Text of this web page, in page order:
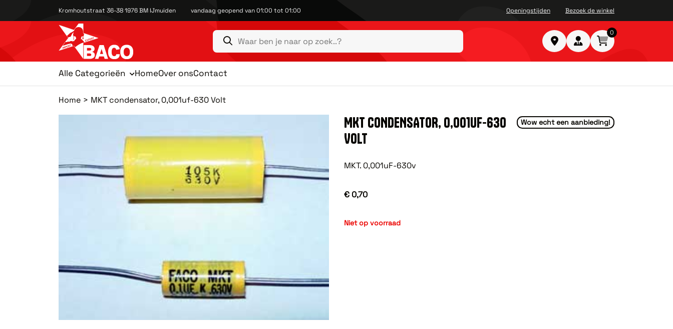
Kromhoutstraat 36-38 1976 BM IJmuiden vandaag geopend van 01:00 tot 01:00 Openingstijden Bezoek de winkel
0
Alle Categorieën HomeOver onsContact
Home MKT condensator, 0,001uf-630 Volt
MKT CONDENSATOR, 0,001UF-630
VOLT
Wow echt een aanbieding!
MKT. 0,001uF-630v
€ 0,70
Niet op voorraad